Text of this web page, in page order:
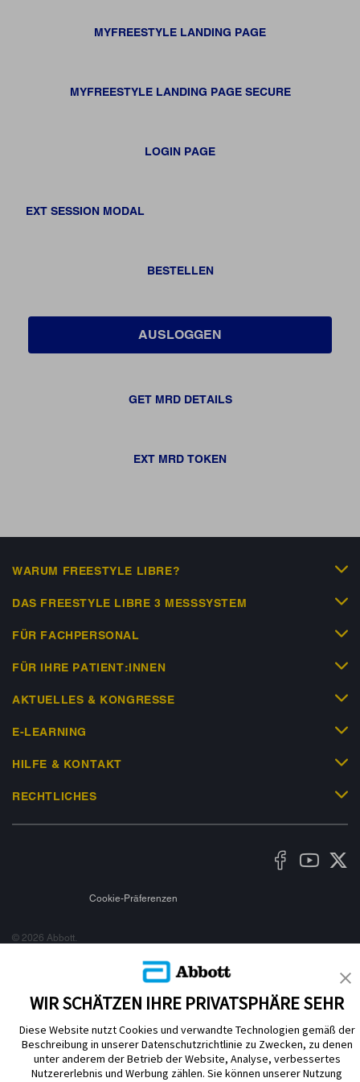
MYFREESTYLE LANDING PAGE
MYFREESTYLE LANDING PAGE SECURE
LOGIN PAGE
EXT SESSION MODAL
BESTELLEN
AUSLOGGEN
GET MRD DETAILS
EXT MRD TOKEN
WARUM FREESTYLE LIBRE?
DAS FREESTYLE LIBRE 3 MESSSYSTEM
FÜR FACHPERSONAL
FÜR IHRE PATIENT:INNEN
AKTUELLES & KONGRESSE
E-LEARNING
HILFE & KONTAKT
RECHTLICHES
Cookie-Präferenzen
© 2026 Abbott.
Alle Rechte vorbehalten. Libre, das Schmetterlingslogo, die Form und das
Erscheinungsbild des Sensors, die Farbe Gelb sowie sämtliche damit
der Abbott Unternehmensgruppe in ausgewählten Ländern.
Bei den hier gezeigten Bildern handelt es sich um Agenturfotos, die mit
Models gestellt wurden. Glukosedaten dienen zur Illustration, keine echten
Patientendaten.
Das Lesegerät oder die Apps der FreeStyle Libre Messsysteme sind sowohl
WIR SCHÄTZEN IHRE PRIVATSPHÄRE SEHR
Diese Website nutzt Cookies und verwandte Technologien gemäß der
Beschreibung in unserer Datenschutzrichtlinie zu Zwecken, zu denen
unter anderem der Betrieb der Website, Analyse, verbessertes
Nutzererlebnis und Werbung zählen. Sie können unserer Nutzung